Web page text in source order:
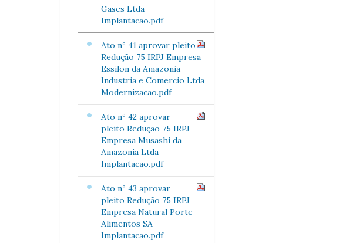
Gases Ltda
Implantacao.pdf
Ato nº 41 aprovar pleito
Redução 75 IRPJ Empresa
Essilon da Amazonia
Industria e Comercio Ltda
Modernizacao.pdf
Ato nº 42 aprovar
pleito Redução 75 IRPJ
Empresa Musashi da
Amazonia Ltda
Implantacao.pdf
Ato nº 43 aprovar
pleito Redução 75 IRPJ
Empresa Natural Porte
Alimentos SA
Implantacao.pdf